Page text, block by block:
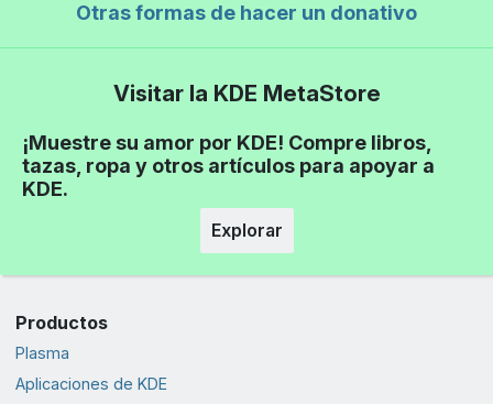
Otras formas de hacer un donativo
Visitar la KDE MetaStore
¡Muestre su amor por KDE! Compre libros,
tazas, ropa y otros artículos para apoyar a
KDE.
Explorar
Productos
Plasma
Aplicaciones de KDE